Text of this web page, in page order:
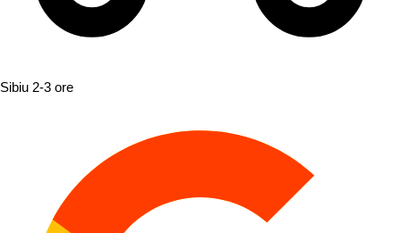
Sibiu 2-3 ore